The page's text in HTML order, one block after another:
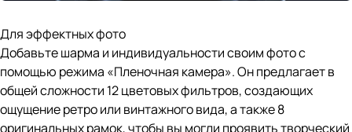
Для эффектных фото
Добавьте шарма и индивидуальности своим фото с
помощью режима «Пленочная камера». Он предлагает в
общей сложности 12 цветовых фильтров, создающих
ощущение ретро или винтажного вида, а также 8
оригинальных рамок, чтобы вы могли проявить творческий